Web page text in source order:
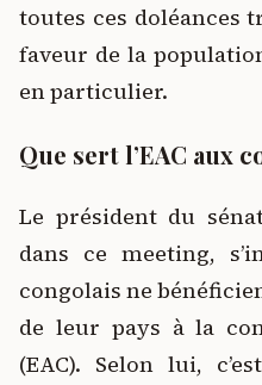
toutes ces doléances
faveur de la
en particulier.
Que sert l’EAC aux
Le président du
dans ce meeting,
congolais ne
de leur pays à la
(EAC). Selon lui,